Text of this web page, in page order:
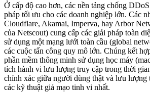
Ở cấp độ cao hơn, các nền tảng chống
pháp tối ưu cho các doanh nghiệp lớn. Các
Cloudflare, Akamai, Imperva, hay Arbor
của Netscout) cung cấp các giải pháp toàn
sử dụng một mạng lưới toàn cầu (global
các cuộc tấn công quy mô lớn. Chúng kết
phần mềm thông minh sử dụng học máy
tích hành vi lưu lượng truy cập trong thời
chính xác giữa người dùng thật và lưu lượng
các kỹ thuật giả mạo tinh vi nhất.